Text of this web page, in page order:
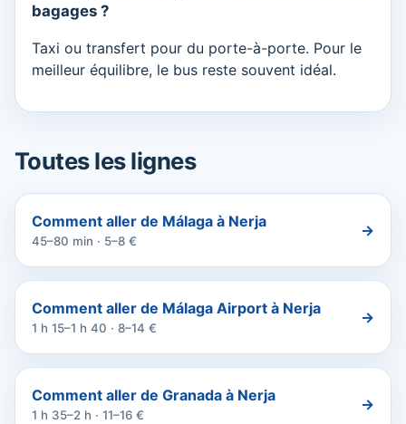
bagages ?
Taxi ou transfert pour du porte-à-porte. Pour le
meilleur équilibre, le bus reste souvent idéal.
Toutes les lignes
Comment aller de Málaga à Nerja
45–80 min · 5–8 €
→
Comment aller de Málaga Airport à Nerja
1 h 15–1 h 40 · 8–14 €
→
Comment aller de Granada à Nerja
1 h 35–2 h · 11–16 €
→